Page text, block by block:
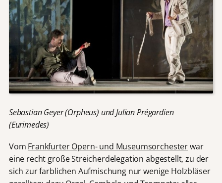
Sebastian Geyer (Orpheus) und Julian Prégardien
(Eurimedes)
Vom Frankfurter Opern- und Museumsorchesterwar
eine recht große Streicherdelegation abgestellt, zu der
sich zur farblichen Aufmischung nur wenige Holzbläser